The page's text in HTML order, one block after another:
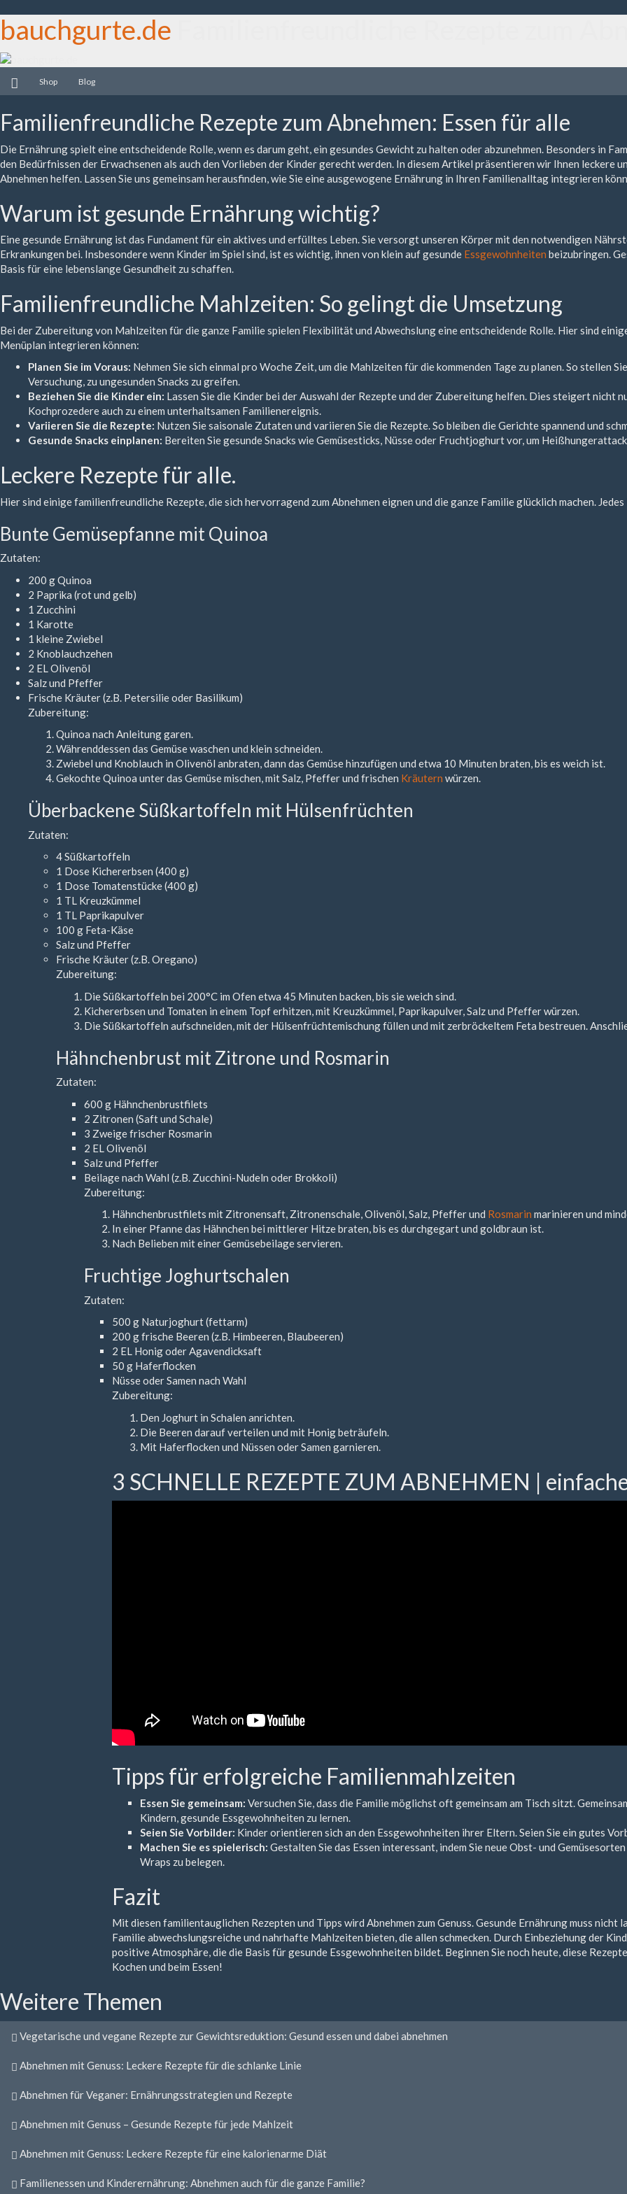
bauchgurte.de
Shop Blog
Familienfreundliche Rezepte zum Abnehmen: Essen für alle
Die Ernährung spielt eine entscheidende Rolle, wenn es darum geht, ein gesundes Gewicht zu halten oder abzunehmen. Besonders in
den Bedürfnissen der Erwachsenen als auch den Vorlieben der Kinder gerecht werden. In diesem Artikel präsentieren wir Ihnen leckere
Abnehmen helfen. Lassen Sie uns gemeinsam herausfinden, wie Sie eine ausgewogene Ernährung in Ihren Familienalltag integrieren
Warum ist gesunde Ernährung wichtig?
Eine gesunde Ernährung ist das Fundament für ein aktives und erfülltes Leben. Sie versorgt unseren Körper mit den notwendigen
Erkrankungen bei. Insbesondere wenn Kinder im Spiel sind, ist es wichtig, ihnen von klein auf gesunde Essgewohnheiten beizubringen.
Basis für eine lebenslange Gesundheit zu schaffen.
Familienfreundliche Mahlzeiten: So gelingt die Umsetzung
Bei der Zubereitung von Mahlzeiten für die ganze Familie spielen Flexibilität und Abwechslung eine entscheidende Rolle. Hier sind
Menüplan integrieren können:
Planen Sie im Voraus: Nehmen Sie sich einmal pro Woche Zeit, um die Mahlzeiten für die kommenden Tage zu planen. So stellen
Versuchung, zu ungesunden Snacks zu greifen.
Beziehen Sie die Kinder ein: Lassen Sie die Kinder bei der Auswahl der Rezepte und der Zubereitung helfen. Dies steigert nicht
Kochprozedere auch zu einem unterhaltsamen Familienereignis.
Variieren Sie die Rezepte: Nutzen Sie saisonale Zutaten und variieren Sie die Rezepte. So bleiben die Gerichte spannend und
Gesunde Snacks einplanen: Bereiten Sie gesunde Snacks wie Gemüsesticks, Nüsse oder Fruchtjoghurt vor, um
Leckere Rezepte für alle.
Hier sind einige familienfreundliche Rezepte, die sich hervorragend zum Abnehmen eignen und die ganze Familie glücklich machen.
Bunte Gemüsepfanne mit Quinoa
Zutaten:
200 g Quinoa
2 Paprika (rot und gelb)
1 Zucchini
1 Karotte
1 kleine Zwiebel
2 Knoblauchzehen
2 EL Olivenöl
Salz und Pfeffer
Frische Kräuter (z.B. Petersilie oder Basilikum)
Zubereitung:
Quinoa nach Anleitung garen.
Währenddessen das Gemüse waschen und klein schneiden.
Zwiebel und Knoblauch in Olivenöl anbraten, dann das Gemüse hinzufügen und etwa 10 Minuten braten, bis es weich ist.
Gekochte Quinoa unter das Gemüse mischen, mit Salz, Pfeffer und frischen Kräutern würzen.
Überbackene Süßkartoffeln mit Hülsenfrüchten
Zutaten:
4 Süßkartoffeln
1 Dose Kichererbsen (400 g)
1 Dose Tomatenstücke (400 g)
1 TL Kreuzkümmel
1 TL Paprikapulver
100 g Feta-Käse
Salz und Pfeffer
Frische Kräuter (z.B. Oregano)
Zubereitung:
Die Süßkartoffeln bei 200°C im Ofen etwa 45 Minuten backen, bis sie weich sind.
Kichererbsen und Tomaten in einem Topf erhitzen, mit Kreuzkümmel, Paprikapulver, Salz und Pfeffer würzen.
Die Süßkartoffeln aufschneiden, mit der Hülsenfrüchtemischung füllen und mit zerbröckeltem Feta bestreuen.
Hähnchenbrust mit Zitrone und Rosmarin
Zutaten:
600 g Hähnchenbrustfilets
2 Zitronen (Saft und Schale)
3 Zweige frischer Rosmarin
2 EL Olivenöl
Salz und Pfeffer
Beilage nach Wahl (z.B. Zucchini-Nudeln oder Brokkoli)
Zubereitung:
Hähnchenbrustfilets mit Zitronensaft, Zitronenschale, Olivenöl, Salz, Pfeffer und Rosmarin marinieren und
In einer Pfanne das Hähnchen bei mittlerer Hitze braten, bis es durchgegart und goldbraun ist.
Nach Belieben mit einer Gemüsebeilage servieren.
Fruchtige Joghurtschalen
Zutaten:
500 g Naturjoghurt (fettarm)
200 g frische Beeren (z.B. Himbeeren, Blaubeeren)
2 EL Honig oder Agavendicksaft
50 g Haferflocken
Nüsse oder Samen nach Wahl
Zubereitung:
Den Joghurt in Schalen anrichten.
Die Beeren darauf verteilen und mit Honig beträufeln.
Mit Haferflocken und Nüssen oder Samen garnieren.
3 SCHNELLE REZEPTE ZUM ABNEHMEN |
Tipps für erfolgreiche Familienmahlzeiten
Essen Sie gemeinsam: Versuchen Sie, dass die Familie möglichst oft gemeinsam am Tisch sitzt.
Kindern, gesunde Essgewohnheiten zu lernen.
Seien Sie Vorbilder: Kinder orientieren sich an den Essgewohnheiten ihrer Eltern. Seien Sie ein gutes
Machen Sie es spielerisch: Gestalten Sie das Essen interessant, indem Sie neue Obst- und
Wraps zu belegen.
Fazit
Mit diesen familientauglichen Rezepten und Tipps wird Abnehmen zum Genuss. Gesunde Ernährung muss
Familie abwechslungsreiche und nahrhafte Mahlzeiten bieten, die allen schmecken. Durch Einbeziehung der
positive Atmosphäre, die die Basis für gesunde Essgewohnheiten bildet. Beginnen Sie noch heute, diese
Kochen und beim Essen!
Weitere Themen
Vegetarische und vegane Rezepte zur Gewichtsreduktion: Gesund essen und dabei abnehmen
Abnehmen mit Genuss: Leckere Rezepte für die schlanke Linie
Abnehmen für Veganer: Ernährungsstrategien und Rezepte
Abnehmen mit Genuss – Gesunde Rezepte für jede Mahlzeit
Abnehmen mit Genuss: Leckere Rezepte für eine kalorienarme Diät
Familienessen und Kinderernährung: Abnehmen auch für die ganze Familie?